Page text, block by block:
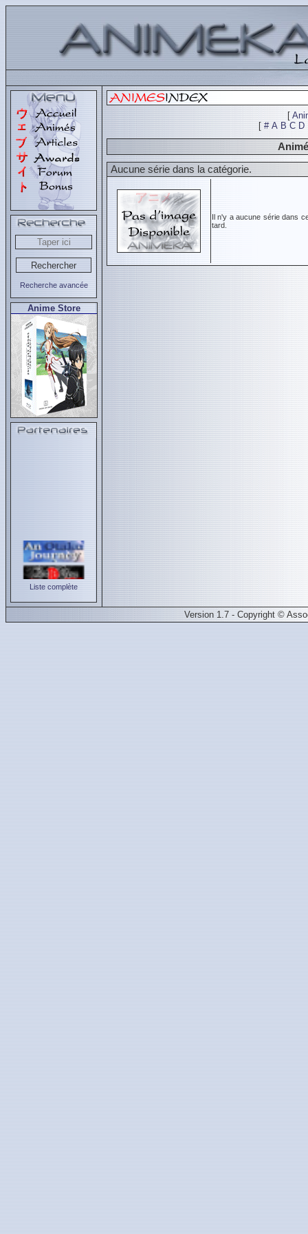
Recherche avancée
Anime Store
Liste complète
[
[ # A B C D
Aucune série dans la catégorie.
Il n'y a aucune série dans
tard.
Version 1.7 - Copyright ©